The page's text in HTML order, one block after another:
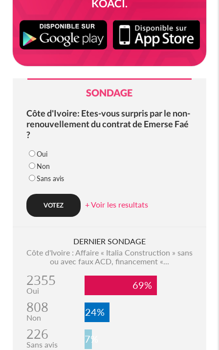
KOACI.
SONDAGE
Côte d'Ivoire: Etes-vous surpris par le non-
renouvellement du contrat de Emerse Faé
?
Oui
Non
Sans avis
+ Voir les resultats
DERNIER SONDAGE
Côte d'Ivoire : Affaire « Italia Construction » sans
ou avec faux ACD, financement «...
2355
Oui 69%
808
Non 24%
226
Sans avis 7%